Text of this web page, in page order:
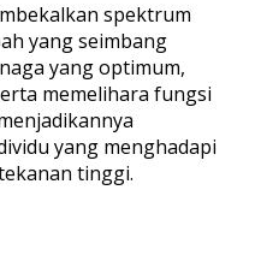
spektrum
yang seimbang
yang optimum,
memelihara fungsi
yang menghadapi
tinggi.